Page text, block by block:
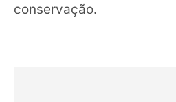
conservação.